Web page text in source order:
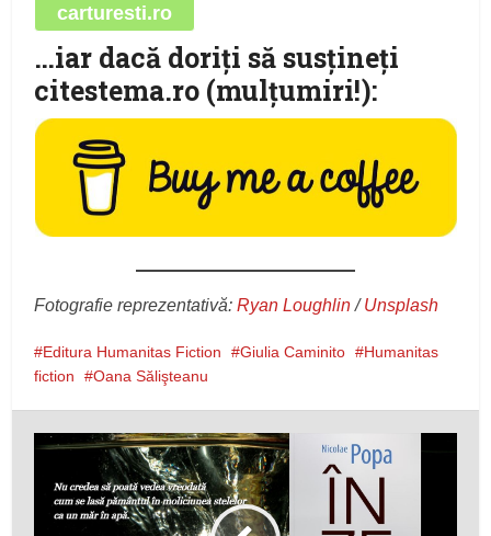
carturesti.ro
…iar dacă doriţi să susţineţi
citestema.ro (mulţumiri!):
Fotografie reprezentativă:Ryan Loughlin/Unsplash
Editura Humanitas Fiction Giulia Caminito
Humanitas
fiction
Oana Sălişteanu